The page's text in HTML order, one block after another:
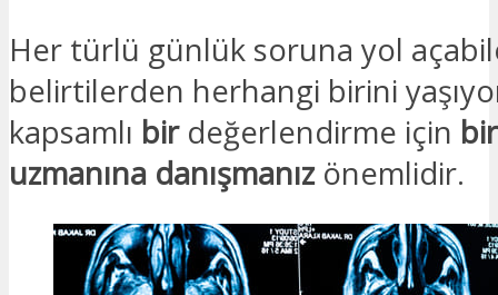
Her türlü günlük soruna yol
belirtilerden herhangi birini
kapsamlı birdeğerlendirme için
uzmanına danışmanızönemlidir.